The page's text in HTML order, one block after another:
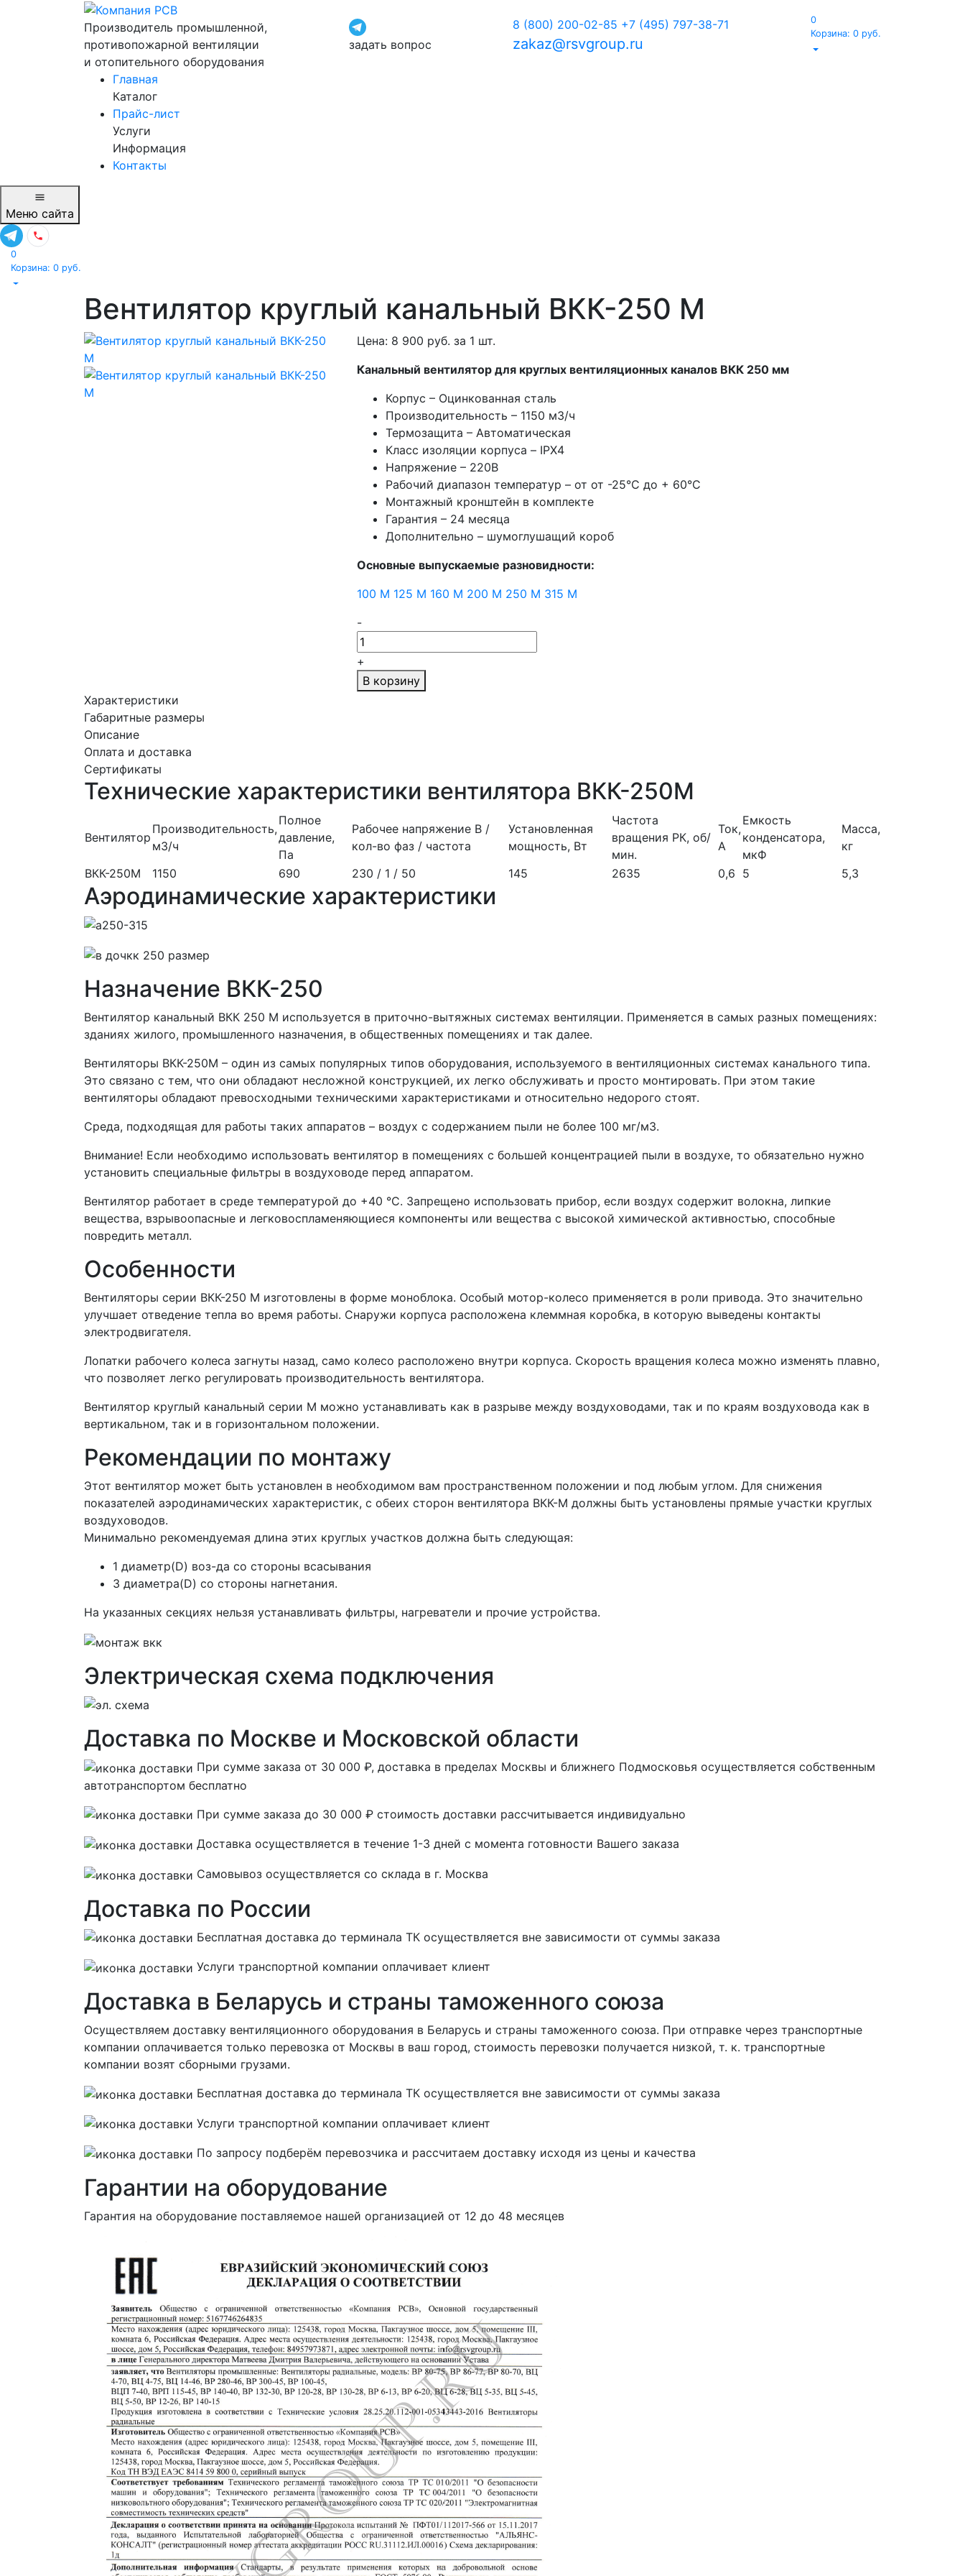
Производитель промышленной,
противопожарной вентиляции
и отопительного оборудования
задать вопрос
8 (800) 200-02-85 +7 (495) 797-38-71
zakaz@rsvgroup.ru
0
Корзина: 0руб.
Главная
Каталог
Прайс-лист
Услуги
Информация
Контакты
Меню сайта
0
Корзина: 0 руб.
Вентилятор круглый канальный ВКК-250 М
Цена: 8 900 руб. за 1 шт.
Канальный вентилятор для круглых вентиляционных каналов ВКК 250 мм
Корпус – Оцинкованная сталь
Производительность – 1150 м3/ч
Термозащита – Автоматическая
Класс изоляции корпуса – IPX4
Напряжение – 220В
Рабочий диапазон температур – от от -25°C до + 60°C
Монтажный кронштейн в комплекте
Гарантия – 24 месяца
Дополнительно – шумоглушащий короб
Основные выпускаемые разновидности:
100 М 125 М 160 М 200 М 250 М 315 М
-
+
В корзину
Характеристики
Габаритные размеры
Описание
Оплата и доставка
Сертификаты
Технические характеристики вентилятора ВКК-250М
Вентилятор
Производительность,
м3/ч
Полное
давление,
Па
Рабочее напряжение В /
кол-во фаз / частота
Установленная
мощность, Вт
Частота
вращения РК, об/
мин.
Ток,
А
Емкость
конденсатора,
мкФ
Масса,
кг
ВКК-250М
1150 690 230 / 1 / 50 145 2635 0,6 5 5,3
Аэродинамические характеристики
Назначение ВКК-250
Вентилятор канальный ВКК 250 М используется в приточно-вытяжных системах вентиляции. Применяется в самых разных помещениях:
зданиях жилого, промышленного назначения, в общественных помещениях и так далее.
Вентиляторы ВКК-250М – один из самых популярных типов оборудования, используемого в вентиляционных системах канального типа.
Это связано с тем, что они обладают несложной конструкцией, их легко обслуживать и просто монтировать. При этом такие
вентиляторы обладают превосходными техническими характеристиками и относительно недорого стоят.
Среда, подходящая для работы таких аппаратов – воздух с содержанием пыли не более 100 мг/м3.
Внимание! Если необходимо использовать вентилятор в помещениях с большей концентрацией пыли в воздухе, то обязательно нужно
установить специальные фильтры в воздуховоде перед аппаратом.
Вентилятор работает в среде температурой до +40 °С. Запрещено использовать прибор, если воздух содержит волокна, липкие
вещества, взрывоопасные и легковоспламеняющиеся компоненты или вещества с высокой химической активностью, способные
повредить металл.
Особенности
Вентиляторы серии ВКК-250 М изготовлены в форме моноблока. Особый мотор-колесо применяется в роли привода. Это значительно
улучшает отведение тепла во время работы. Снаружи корпуса расположена клеммная коробка, в которую выведены контакты
электродвигателя.
Лопатки рабочего колеса загнуты назад, само колесо расположено внутри корпуса. Скорость вращения колеса можно изменять плавно,
что позволяет легко регулировать производительность вентилятора.
Вентилятор круглый канальный серии М можно устанавливать как в разрыве между воздуховодами, так и по краям воздуховода как в
вертикальном, так и в горизонтальном положении.
Рекомендации по монтажу
Этот вентилятор может быть установлен в необходимом вам пространственном положении и под любым углом. Для снижения
показателей аэродинамических характеристик, с обеих сторон вентилятора ВКК-М должны быть установлены прямые участки круглых
воздуховодов.
Минимально рекомендуемая длина этих круглых участков должна быть следующая:
1 диаметр(D) воз-да со стороны всасывания
3 диаметра(D) со стороны нагнетания.
На указанных секциях нельзя устанавливать фильтры, нагреватели и прочие устройства.
Электрическая схема подключения
Доставка по Москве и Московской области
При сумме заказа от 30 000 ₽, доставка в пределах Москвы и ближнего Подмосковья осуществляется собственным
автотранспортом бесплатно
При сумме заказа до 30 000 ₽ стоимость доставки рассчитывается индивидуально
Доставка осуществляется в течение 1-3 дней с момента готовности Вашего заказа
Самовывоз осуществляется со склада в г. Москва
Доставка по России
Бесплатная доставка до терминала ТК осуществляется вне зависимости от суммы заказа
Услуги транспортной компании оплачивает клиент
Доставка в Беларусь и страны таможенного союза
Осуществляем доставку вентиляционного оборудования в Беларусь и страны таможенного союза. При отправке через транспортные
компании оплачивается только перевозка от Москвы в ваш город, стоимость перевозки получается низкой, т. к. транспортные
компании возят сборными грузами.
Бесплатная доставка до терминала ТК осуществляется вне зависимости от суммы заказа
Услуги транспортной компании оплачивает клиент
По запросу подберём перевозчика и рассчитаем доставку исходя из цены и качества
Гарантии на оборудование
Гарантия на оборудование поставляемое нашей организацией от 12 до 48 месяцев